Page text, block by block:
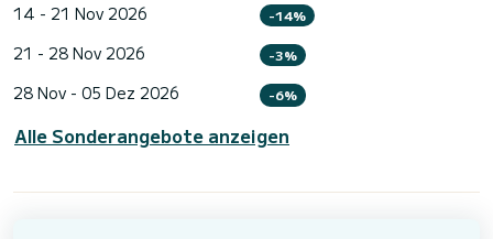
14 - 21 Nov 2026 -14%
21 - 28 Nov 2026 -3%
28 Nov - 05 Dez 2026 -6%
Alle Sonderangebote anzeigen